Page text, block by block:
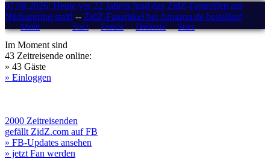
07.08.2026: Heute vor 22 Jahren fand das ZidZ-Fantreffen am
Nürburgring statt! -- ZidZ-Fanartikel bei Amazon.de bestellen!
Menü Start Forum Drehorte Stars
Im Moment sind
43 Zeitreisende online:
» 43 Gäste
» Einloggen
2000 Zeitreisenden
gefällt ZidZ.com auf FB
» FB-Updates ansehen
» jetzt Fan werden